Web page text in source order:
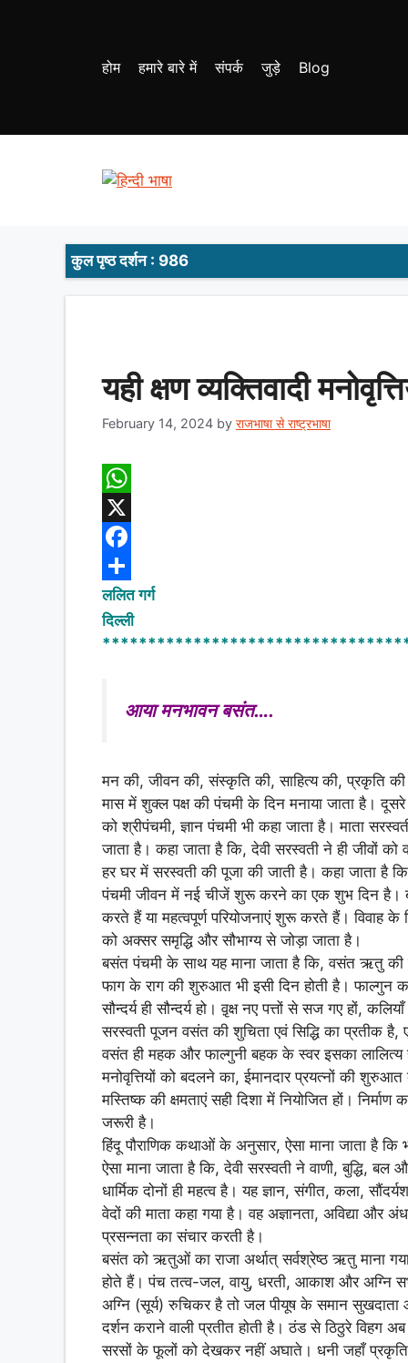
होम हमारे बारे में संपर्क जुड़े Blog
कुल पृष्ठ दर्शन : 986
यही क्षण व्यक्तिवादी
February 14, 2024 by राजभाषा से राष्ट्रभाषा
W
h
a
t
s
X
F
a
c
S
h
ललित गर्ग
दिल्ली
आया मनभावन बसंत….
मन की, जीवन की, संस्कृति की, साहित्य की, प्रकृति
मास में शुक्ल पक्ष की पंचमी के दिन मनाया जाता है।
को श्रीपंचमी, ज्ञान पंचमी भी कहा जाता है। माता
जाता है। कहा जाता है कि, देवी सरस्वती ने ही जीवों
हर घर में सरस्वती की पूजा की जाती है। कहा जाता है
पंचमी जीवन में नई चीजें शुरू करने का एक शुभ दिन है।
करते हैं या महत्वपूर्ण परियोजनाएं शुरू करते हैं। विवाह के
को अक्सर समृद्धि और सौभाग्य से जोड़ा जाता है।
बसंत पंचमी के साथ यह माना जाता है कि, वसंत ऋतु
फाग के राग की शुरुआत भी इसी दिन होती है। फाल्गुन
सौन्दर्य ही सौन्दर्य हो। वृ़क्ष नए पत्तों से सज गए हों,
सरस्वती पूजन वसंत की शुचिता एवं सिद्धि का प्रतीक
वसंत ही महक और फाल्गुनी बहक के स्वर इसका लालित्य है,
मनोवृत्तियों को बदलने का, ईमानदार प्रयत्नों की
मस्तिष्क की क्षमताएं सही दिशा में नियोजित हों।
जरूरी है।
हिंदू पौराणिक कथाओं के अनुसार, ऐसा माना जाता है कि
ऐसा माना जाता है कि, देवी सरस्वती ने वाणी, बुद्धि,
धार्मिक दोनों ही महत्व है। यह ज्ञान, संगीत, कला,
वेदों की माता कहा गया है। वह अज्ञानता, अविद्या और
प्रसन्नता का संचार करती है।
बसंत को ऋतुओं का राजा अर्थात् सर्वश्रेष्ठ ऋतु माना
होते हैं। पंच तत्व-जल, वायु, धरती, आकाश और अग्नि
अग्नि (सूर्य) रुचिकर है तो जल पीयूष के समान सुखदाता
दर्शन कराने वाली प्रतीत होती है। ठंड से ठिठुरे विहग
सरसों के फूलों को देखकर नहीं अघाते। धनी जहाँ